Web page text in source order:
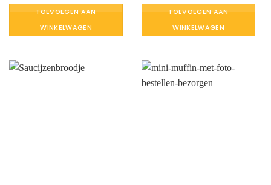
TOEVOEGEN AAN
WINKELWAGEN
TOEVOEGEN AAN
WINKELWAGEN